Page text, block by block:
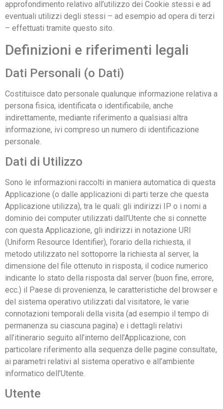
approfondimento relativo all’utilizzo dei Cookie stessi e ad
eventuali utilizzi degli stessi – ad esempio ad opera di terzi
– effettuati tramite questo sito.
Definizioni e riferimenti legali
Dati Personali (o Dati)
Costituisce dato personale qualunque informazione relativa a
persona fisica, identificata o identificabile, anche
indirettamente, mediante riferimento a qualsiasi altra
informazione, ivi compreso un numero di identificazione
personale.
Dati di Utilizzo
Sono le informazioni raccolti in maniera automatica di questa
Applicazione (o dalle applicazioni di parti terze che questa
Applicazione utilizza), tra le quali: gli indirizzi IP o i nomi a
dominio dei computer utilizzati dall’Utente che si connette
con questa Applicazione, gli indirizzi in notazione URI
(Uniform Resource Identifier), l’orario della richiesta, il
metodo utilizzato nel sottoporre la richiesta al server, la
dimensione del file ottenuto in risposta, il codice numerico
indicante lo stato della risposta dal server (buon fine, errore,
ecc.) il Paese di provenienza, le caratteristiche del browser e
del sistema operativo utilizzati dal visitatore, le varie
connotazioni temporali della visita (ad esempio il tempo di
permanenza su ciascuna pagina) e i dettagli relativi
all’itinerario seguito all’interno dell’Applicazione, con
particolare riferimento alla sequenza delle pagine consultate,
ai parametri relativi al sistema operativo e all’ambiente
informatico dell’Utente.
Utente